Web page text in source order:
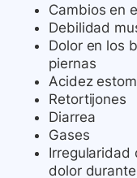
Cambios en
Debilidad
Dolor en los
piernas
Acidez
Retortijones
Diarrea
Gases
Irregularidad
dolor